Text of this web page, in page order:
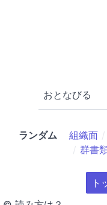
おとなびる
ランダム 組織面
群書
ト